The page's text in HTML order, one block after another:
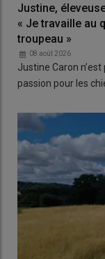
Justine,
« Je travaille au
troupeau »
08 août 2026
Justine Caron
passion pour les